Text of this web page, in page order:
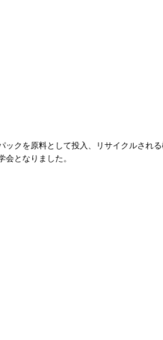
ックを原料として投入、リサイクルされ
となりました。